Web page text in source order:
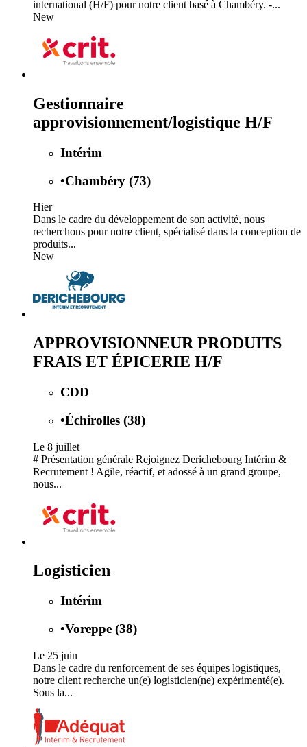
international (H/F) pour notre client basé à Chambéry. -...
New
Gestionnaire
approvisionnement/logistique H/F
Intérim
•Chambéry (73)
Hier
Dans le cadre du développement de son activité, nous
recherchons pour notre client, spécialisé dans la conception de
produits...
New
APPROVISIONNEUR PRODUITS
FRAIS ET ÉPICERIE H/F
CDD
•Échirolles (38)
Le 8 juillet
# Présentation générale Rejoignez Derichebourg Intérim &
Recrutement ! Agile, réactif, et adossé à un grand groupe,
nous...
Logisticien
Intérim
•Voreppe (38)
Le 25 juin
Dans le cadre du renforcement de ses équipes logistiques,
notre client recherche un(e) logisticien(ne) expérimenté(e).
Sous la...